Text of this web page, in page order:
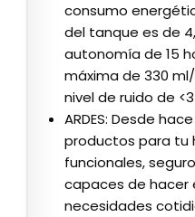
consumo
del tanque es de
autonomía de 15
máxima de 330
nivel de ruido de
ARDES: Desde
productos para tu
funcionales,
capaces de hacer
necesidades